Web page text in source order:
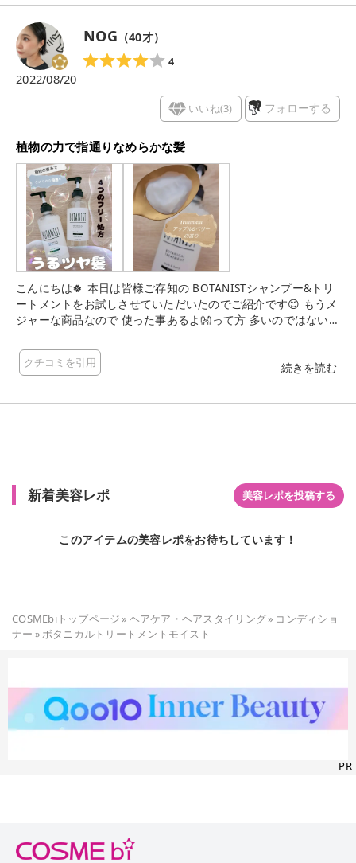
NOG （40才）
4
2022/08/20
いいね(3) フォローする
植物の力で指通りなめらかな髪
こんにちは🍀 本日は皆様ご存知の BOTANISTシャンプー&トリ
ートメントをお試しさせていただいたのでご紹介です😊 もうメ
ジャーな商品なので 使った事あるよ👐って方 多いのではないで
なりの感想を書いていきたいと思います💡 私が今回使用したの
は、 モイストタイプでしっとりした まとまりのある髪に洗い上
ント共に ✔️シリコン ✔️合成着色料 ✔️パラベン ✔️サルフェート
すが、 レイヤードした時にもとっても 華やかでみずみずしさを
ので アウトバストリートメントを つけないと正直このシャンプ
いても泡がへこたれなくて 洗い心地すごく良かったです✨ シリ
コンフリーなので シャンプーを流した際は少し 軋みが気になり
した☆ 香りのレイヤードもポイント高いかなぁ🌼 まだ使った事
がない方がいたら 是非一度手に取ってみてくださいね❣️ 最後ま
でお読みいただきありがとうございました😊❣️ いいね！&フォ
ローしていただけたらとても嬉しい励みになります❣️よろしく
クチコミを引用 続きを読む
新着美容レポ 美容レポを投稿する
このアイテムの美容レポをお待ちしています！
COSMEbiトップページ» ヘアケア・ヘアスタイリング» コンディショ
ナー »ボタニカルトリートメントモイスト
PR